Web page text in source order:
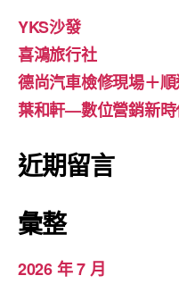
YKS沙發
喜鴻旅行社
德尚汽車檢修現場＋
葉和軒—數位營銷新
近期留言
彙整
2026 年 7 月